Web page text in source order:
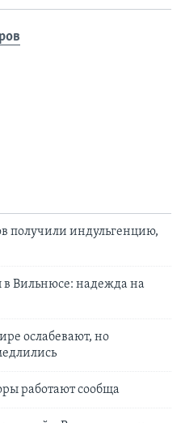
получили индульгенцию,
в Вильнюсе: надежда на
ослабевают, но
работают сообща